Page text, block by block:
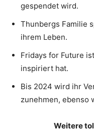
gespendet wird.
Thunbergs Familie
ihrem Leben.
Fridays for Future
inspiriert hat.
Bis 2024 wird ihr
zunehmen, ebenso
Weitere